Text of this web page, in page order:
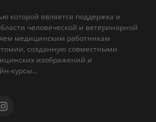
которой является поддержка и
человеческой и ветеринарной
медицинским работникам
созданную совместными
изображений и
курсы...